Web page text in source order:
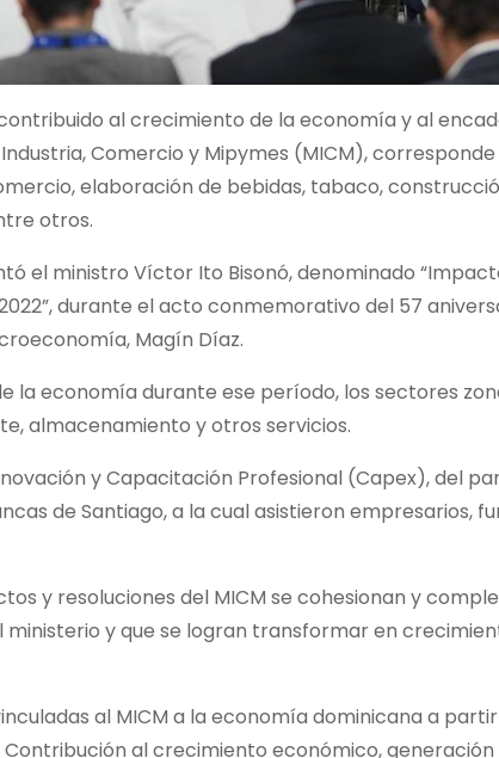
al crecimiento de la economía y al
Comercio y Mipymes (MICM), corresponde
elaboración de bebidas, tabaco,
otros.
el ministro Víctor Ito Bisonó, denominado
durante el acto conmemorativo del 57
Magín Díaz.
la economía durante ese período, los sectores
almacenamiento y otros servicios.
y Capacitación Profesional (Capex), del
de Santiago, a la cual asistieron empresarios,
y resoluciones del MICM se cohesionan y
y que se logran transformar en
al MICM a la economía dominicana a
al crecimiento económico, generación